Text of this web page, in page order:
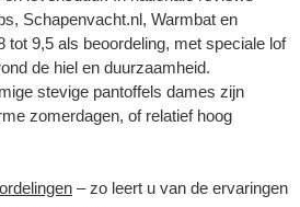
Schapenvacht.nl, Warmbat en
tot 9,5 als beoordeling, met speciale lof
de hiel en duurzaamheid.
stevige pantoffels dames zijn
zomerdagen, of relatief hoog
– zo leert u van de ervaringen